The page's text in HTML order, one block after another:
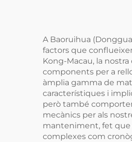
A Baoruihua
factors que
Kong-Macau, la
components per a
àmplia gamma de
característiques i
però també
mecànics per als
manteniment, fet que
complexes com